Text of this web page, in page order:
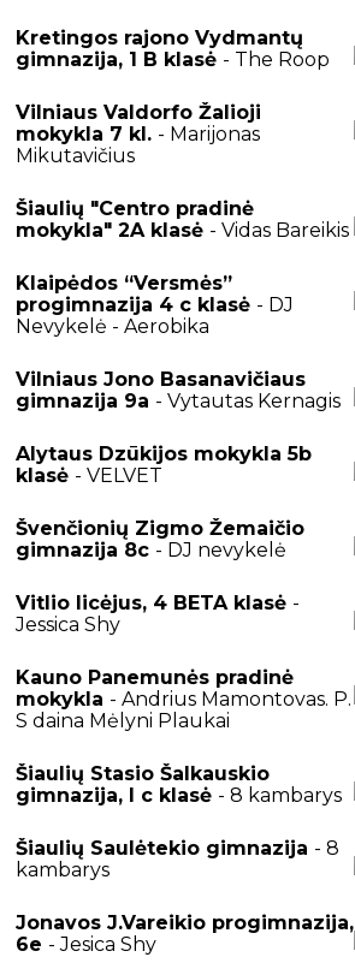
Kretingos rajono Vydmantų
gimnazija, 1 B klasė - The Roop
Vilniaus Valdorfo Žalioji
mokykla 7 kl. - Marijonas
Mikutavičius
Šiaulių "Centro pradinė
mokykla" 2A klasė - Vidas Bareikis
Klaipėdos “Versmės”
progimnazija 4 c klasė - DJ
Nevykelė - Aerobika
Vilniaus Jono Basanavičiaus
gimnazija 9a - Vytautas Kernagis
Alytaus Dzūkijos mokykla 5b
klasė - VELVET
Švenčionių Zigmo Žemaičio
gimnazija 8c - DJ nevykelė
Vitlio licėjus, 4 BETA klasė -
Jessica Shy
Kauno Panemunės pradinė
mokykla - Andrius Mamontovas. P.
S daina Mėlyni Plaukai
Šiaulių Stasio Šalkauskio
gimnazija, I c klasė - 8 kambarys
Šiaulių Saulėtekio gimnazija - 8
kambarys
Jonavos J.Vareikio progimnazija,
6e - Jesica Shy